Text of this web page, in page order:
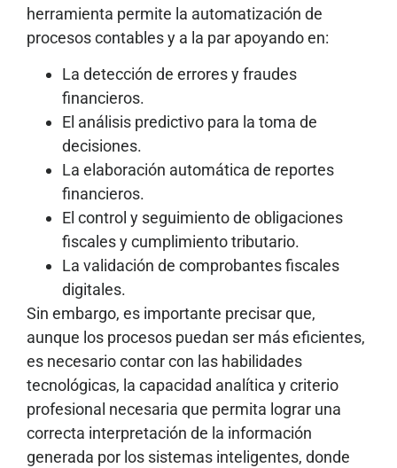
herramienta permite la automatización de
procesos contables y a la par apoyando en:
La detección de errores y fraudes
financieros.
El análisis predictivo para la toma de
decisiones.
La elaboración automática de reportes
financieros.
El control y seguimiento de obligaciones
fiscales y cumplimiento tributario.
La validación de comprobantes fiscales
digitales.
Sin embargo, es importante precisar que,
aunque los procesos puedan ser más eficientes,
es necesario contar con las habilidades
tecnológicas, la capacidad analítica y criterio
profesional necesaria que permita lograr una
correcta interpretación de la información
generada por los sistemas inteligentes, donde